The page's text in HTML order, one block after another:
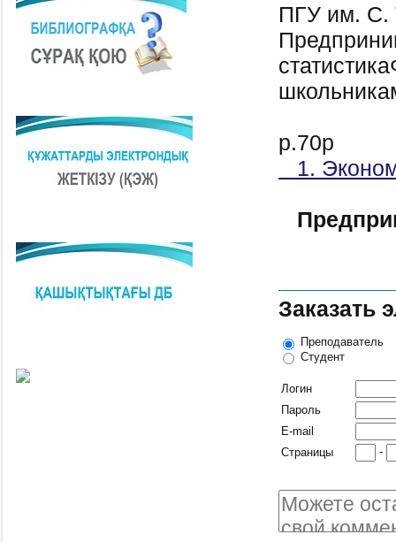
ПГУ им. С.
р.70р
1.
Заказать
Преподаватель
Студент
Логин
Пароль
E-mail
Страницы
-